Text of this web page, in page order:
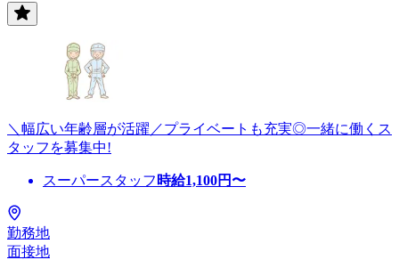
＼幅広い年齢層が活躍／プライベートも充実◎一緒に働くス
タッフを募集中!
スーパースタッフ 時給1,100円〜
勤務地
面接地